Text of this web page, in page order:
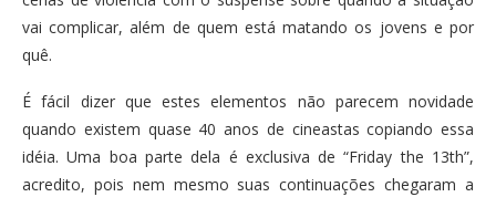
vai complicar, além de quem está matando os jovens e por
quê.
É fácil dizer que estes elementos não parecem novidade
quando existem quase 40 anos de cineastas copiando essa
idéia. Uma boa parte dela é exclusiva de “Friday the 13th”,
acredito, pois nem mesmo suas continuações chegaram a